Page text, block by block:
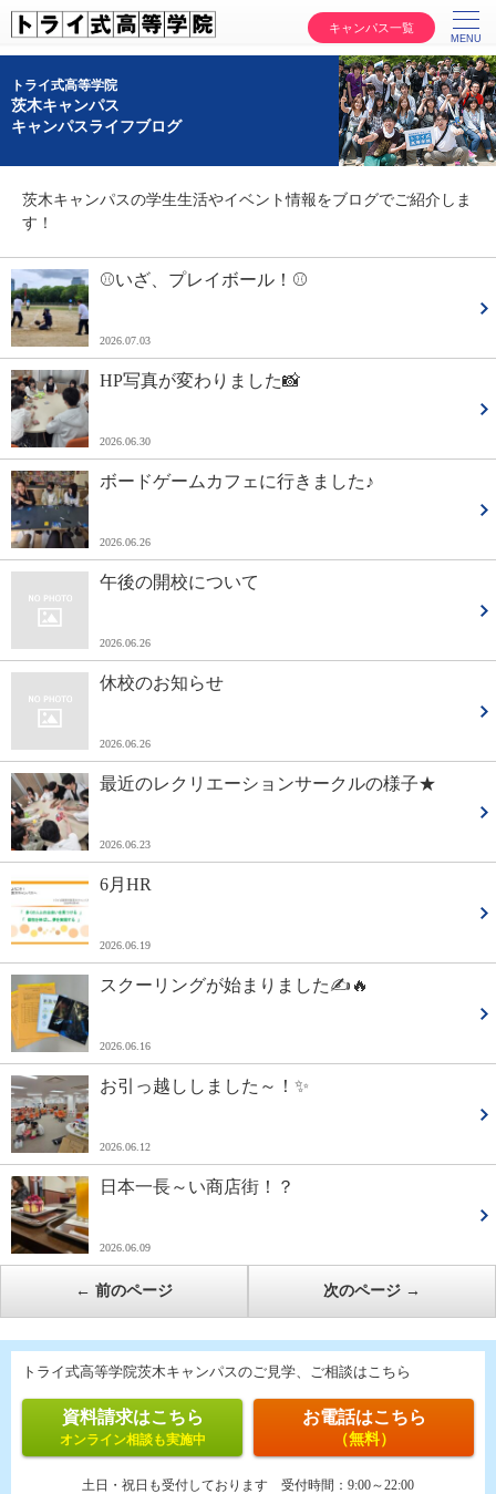
キャンパス一覧
トライ式高等学院
茨木キャンパス
キャンパスライフブログ
茨木キャンパスの学生生活やイベント情報をブログでご紹介しま
す！
⚾いざ、プレイボール！⚾
2026.07.03
HP写真が変わりました📸
2026.06.30
ボードゲームカフェに行きました♪
2026.06.26
午後の開校について
2026.06.26
休校のお知らせ
2026.06.26
最近のレクリエーションサークルの様子★
2026.06.23
6月HR
2026.06.19
スクーリングが始まりました✍🔥
2026.06.16
お引っ越ししました～！✨
2026.06.12
日本一長～い商店街！？
2026.06.09
← 前のページ 次のページ →
トライ式高等学院茨木キャンパスのご見学、ご相談はこちら
資料請求はこちら
オンライン相談も実施中
お電話はこちら
（無料）
土日・祝日も受付しております 受付時間： 9:00～22:00